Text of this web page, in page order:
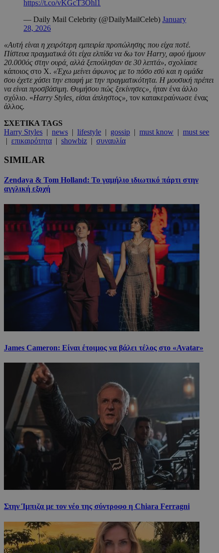
https://t.co/vKGcT3Ohl1
— Daily Mail Celebrity (@DailyMailCeleb) January
28, 2026
«Αυτή είναι η χειρότερη εμπειρία προπώλησης που είχα ποτέ.
Πίστευα πραγματικά ότι είχα ελπίδα να δω τον Harry, αφού ήμουν
20.000ός στην ουρά, αλλά ξεπούλησαν σε 30 λεπτά», σχολίασε
κάποιος στο X. «Έχω μείνει άφωνος με το πόσο εσύ και η ομάδα
σου έχετε χάσει την επαφή με την πραγματικότητα. Η μουσική πρέπει
να είναι προσβάσιμη. Θυμήσου πώς ξεκίνησες», ήταν ένα άλλο
σχόλιο. «Harry Styles, είσαι άπληστος», τον κατακεραύνωσε ένας
άλλος.
ΣΧΕΤΙΚΑ TAGS
Harry Styles | news | lifestyle | gossip | must know | must see
| επικαιρότητα | showbiz | συναυλία
SIMILAR
Zendaya & Tom Holland: Το γαμήλιο ιδιωτικό πάρτι στην
αγγλική εξοχή
James Cameron: Είναι έτοιμος να βάλει τέλος στο «Avatar»
Στην Ίμπιζα με τον νέο της σύντροφο η Chiara Ferragni